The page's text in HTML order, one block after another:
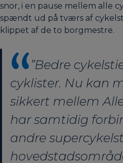
snor, i en pause mellem alle
spændt ud på tværs af
klippet af de to borgmestre.
”Bedre
cyklister. Nu kan
sikkert mellem
har samtidig
andre